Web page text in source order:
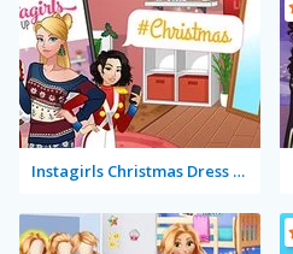
Instagirls Christmas Dress Up